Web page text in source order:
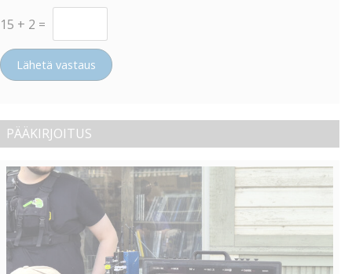
15 + 2 =
Lähetä vastaus
PÄÄKIRJOITUS